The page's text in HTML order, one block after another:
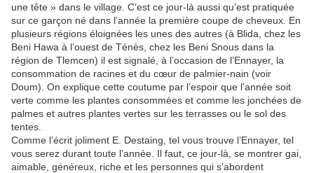
une tête » dans le village. C’est ce jour-là aussi qu’est pratiquée
sur ce garçon né dans l’année la première coupe de cheveux. En
plusieurs régions éloignées les unes des autres (à Blida, chez les
Beni Hawa à l’ouest de Ténès, chez les Beni Snous dans la
région de Tlemcen) il est signalé, à l’occasion de l’Ennayer, la
consommation de racines et du cœur de palmier-nain (voir
Doum). On explique cette coutume par l’espoir que l’année soit
verte comme les plantes consommées et comme les jonchées de
palmes et autres plantes vertes sur les terrasses ou le sol des
tentes.
Comme l’écrit joliment E. Destaing, tel vous trouve l’Ennayer, tel
vous serez durant toute l’année. Il faut, ce jour-là, se montrer gai,
aimable, généreux, riche et les personnes qui s’abordent